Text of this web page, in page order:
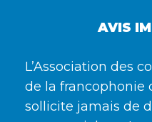
AVIS
L’Association des
de la francophonie
sollicite jamais de